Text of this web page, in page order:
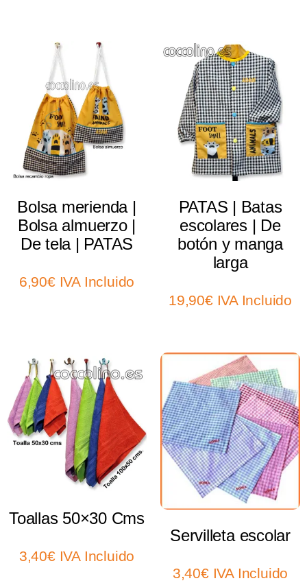
Select options
Bolsa merienda |
Bolsa almuerzo |
De tela | PATAS
6,90€ IVA Incluido
Select options
PATAS | Batas
escolares | De
botón y manga
larga
19,90€ IVA Incluido
Select options
Toallas 50×30 Cms
3,40€ IVA Incluido
Select options
Servilleta escolar
3,40€ IVA Incluido